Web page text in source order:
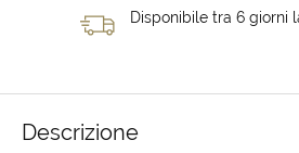
Disponibile tra 6 giorni
Descrizione